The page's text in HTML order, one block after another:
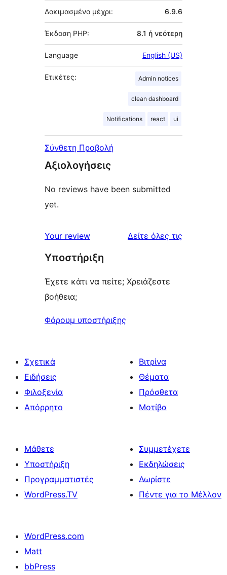
Δοκιμασμένο μέχρι: 6.9.6
Έκδοση PHP: 8.1 ή νεότερη
Language English (US)
Ετικέτες: Admin notices
clean dashboard
Notifications react ui
Σύνθετη Προβολή
Αξιολογήσεις
No reviews have been submitted
yet.
Your review Δείτε όλες τις
Υποστήριξη
Έχετε κάτι να πείτε; Χρειάζεστε
βοήθεια;
Φόρουμ υποστήριξης
Σχετικά
Ειδήσεις
Φιλοξενία
Απόρρητο
Βιτρίνα
Θέματα
Πρόσθετα
Μοτίβα
Μάθετε
Υποστήριξη
Προγραμματιστές
WordPress.TV
Συμμετέχετε
Εκδηλώσεις
Δωρίστε
Πέντε για το Μέλλον
WordPress.com
Matt
bbPress